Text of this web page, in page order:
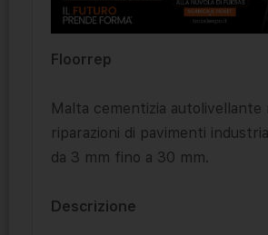
Floorrep
Malta cementizia autolivellante
riparazioni di pavimenti
da 3 mm fino a 30 mm.
Descrizione